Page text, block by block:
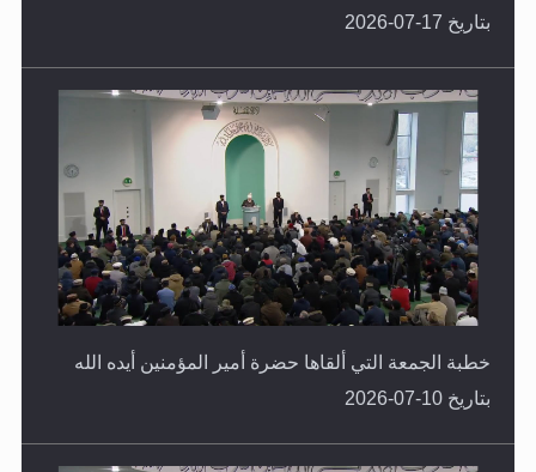
بتاريخ 17-07-2026
خطبة الجمعة التي ألقاها حضرة أمير المؤمنين أيده الله
بتاريخ 10-07-2026